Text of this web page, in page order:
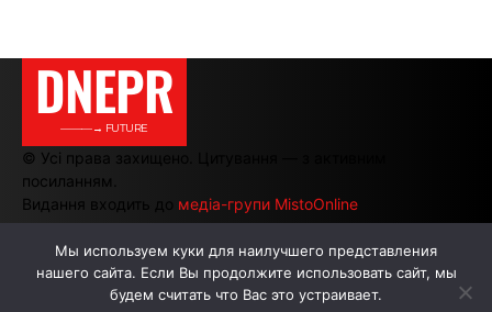
DNEPR
———→ FUTURE
© Усі права захищено. Цитування — з активним
посиланням.
Видання входить до медіа-групи MistoOnline
АВТОРИ РЕКЛАМА НА САЙТІ
Мы используем куки для наилучшего представления
нашего сайта. Если Вы продолжите использовать сайт, мы
будем считать что Вас это устраивает.